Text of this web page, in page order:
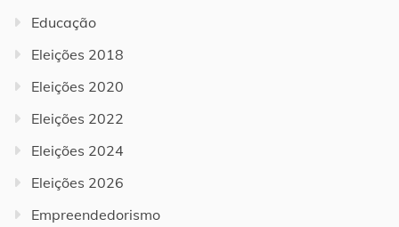
Educação
Eleições 2018
Eleições 2020
Eleições 2022
Eleições 2024
Eleições 2026
Empreendedorismo